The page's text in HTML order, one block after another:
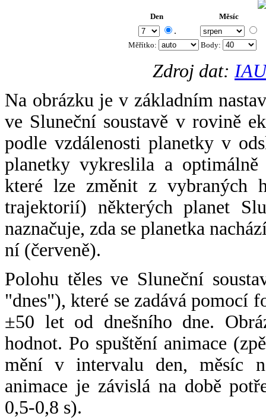
Den Měsíc
.
Měřítko: Body:
Zdroj dat:
Na obrázku je v základním
ve Sluneční soustavě v rovině
podle vzdálenosti planetky v
planetky vykreslila a
které lze změnit z vybraných
trajektorií) některých planet
naznačuje, zda se planetka
ní (červeně).
Polohu těles ve Sluneční
"dnes"), které se zadává pomocí
±50 let od dnešního dne.
hodnot. Po spuštění animace
mění v intervalu den, měsíc
animace je závislá na době
0,5-0,8 s).